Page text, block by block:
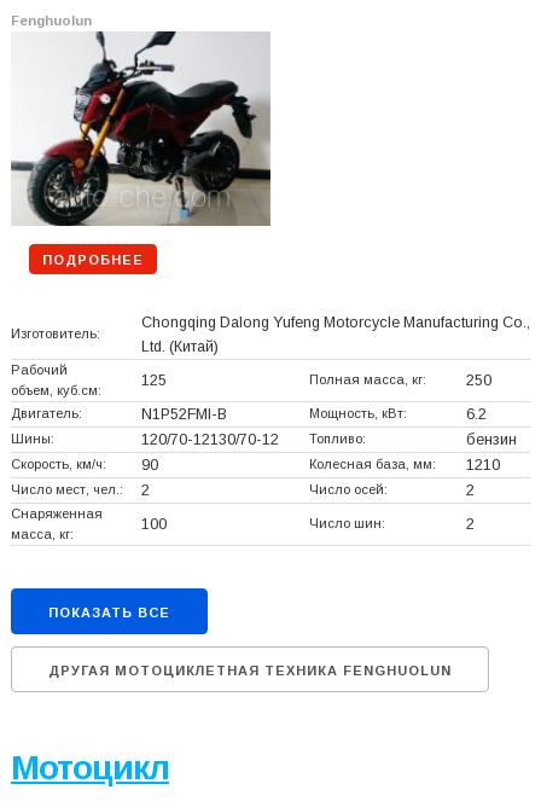
Fenghuolun
ПОДРОБНЕЕ
Изготовитель:
Chongqing Dalong Yufeng Motorcycle Manufacturing Co.,
Ltd. (Китай)
Рабочий
объем, куб.см:
125 Полная масса, кг: 250
Двигатель: N1P52FMI-B Мощность, кВт: 6.2
Шины: 120/70-12130/70-12 Топливо: бензин
Скорость, км/ч: 90 Колесная база, мм: 1210
Число мест, чел.: 2 Число осей: 2
Снаряженная
масса, кг:
100 Число шин: 2
ПОКАЗАТЬ ВСЕ
ДРУГАЯ МОТОЦИКЛЕТНАЯ ТЕХНИКА FENGHUOLUN
Мотоцикл